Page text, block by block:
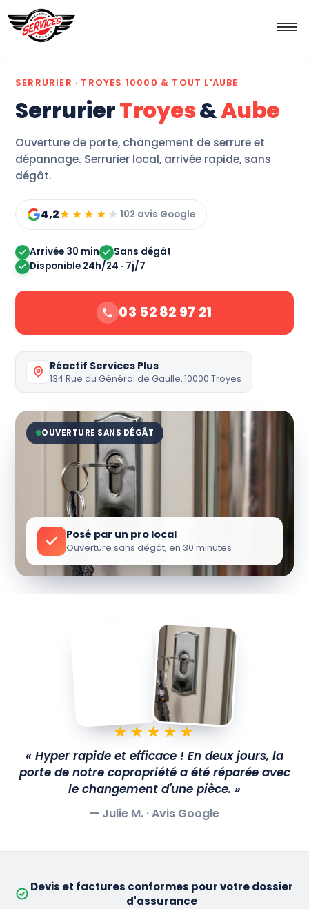
SERRURIER · TROYES 10000 & TOUT L'AUBE
SerrurierTroyes&Aube
Ouverture de porte, changement de serrure et
dépannage. Serrurier local, arrivée rapide, sans
dégât.
4,2★★★★★
★★★★★ 102 avis Google
Arrivée 30 min
Sans dégât
Disponible 24h/24 · 7j/7
03 52 82 97 21
Réactif Services Plus
134 Rue du Général de Gaulle, 10000 Troyes
OUVERTURE SANS DÉGÂT
Posé par un pro local
Ouverture sans dégât, en 30 minutes
★★★★★
« Hyper rapide et efficace ! En deux jours, la
porte de notre copropriété a été réparée avec
le changement d'une pièce. »
— Julie M. ·Avis Google
Devis et factures conformes pour votre dossier
d'assurance